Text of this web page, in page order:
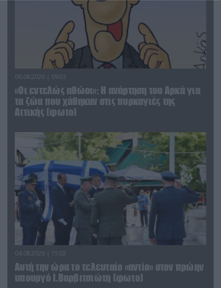
06.08.2026 | 09:03
«Οι εντελώς αθώοι»: Η ανάρτηση του Αρκά για
τα ζώα που χάθηκαν στις πυρκαγιές της
Αττικής (φωτο)
04.08.2026 | 15:02
Αυτή την ώρα το τελευταίο «αντίο» στον πρώην
υπουργό Ι.Βαρβιτσιώτη (φωτο)